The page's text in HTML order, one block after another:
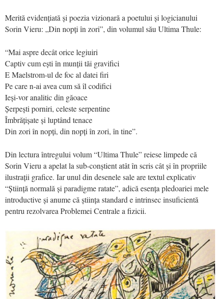
Merită evidențiată și poezia vizionară a poetului și logicianului
Sorin Vieru: „Din nopți în zori”, din volumul său Ultima Thule:
“Mai aspre decât orice legiuiri
Captiv cum ești în munții tăi gravifici
E Maelstrom-ul de foc al datei firi
Pe care n-ai avea cum să îl codifici
Ieși-vor analitic din găoace
Șerpești porniri, celeste serpentine
Îmbrățișate și luptând tenace
Din zori în nopți, din nopți în zori, în tine”.
Din lectura întregului volum “Ultima Thule” reiese limpede că
Sorin Vieru a apelat la sub-conștient atât în scris cât și în propriile
ilustrații grafice. Iar unul din desenele sale are textul explicativ
“Știință normală și paradigme ratate”, adică esența pledoariei mele
introductive și anume că știința standard e intrinsec insuficientă
pentru rezolvarea Problemei Centrale a fizicii.